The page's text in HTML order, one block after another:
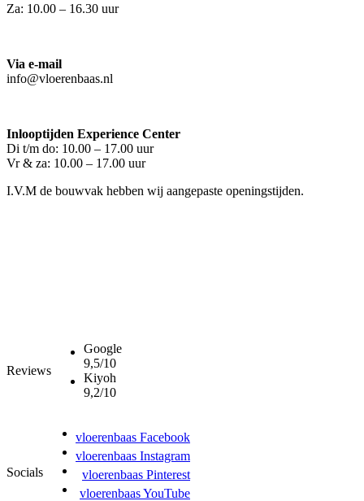
Za: 10.00 – 16.30 uur
Via e-mail
info@vloerenbaas.nl
Inlooptijden Experience Center
Di t/m do: 10.00 – 17.00 uur
Vr & za: 10.00 – 17.00 uur
I.V.M de bouwvak hebben wij aangepaste openingstijden.
Reviews
Google
9,5/10
Kiyoh
9,2/10
Socials
vloerenbaas Facebook
vloerenbaas Instagram
vloerenbaas Pinterest
vloerenbaas YouTube